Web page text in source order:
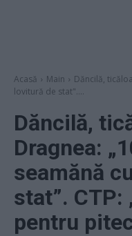
Acasă Main
Dăncilă,
lovitură de stat"....
Dăncilă,
Dragnea:
seamănă
stat”. CTP:
pentru